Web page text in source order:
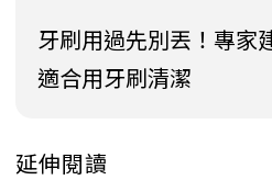
牙刷用過先別丟！專家
適合用牙刷清潔
延伸閱讀